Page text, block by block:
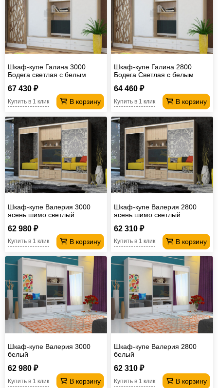
Шкаф-купе Галина 3000
Бодега светлая с белым
67 430 ₽
В корзину
Купить в 1 клик
Шкаф-купе Галина 2800
Бодега Светлая с белым
64 460 ₽
В корзину
Купить в 1 клик
Шкаф-купе Валерия 3000
ясень шимо светлый
62 980 ₽
В корзину
Купить в 1 клик
Шкаф-купе Валерия 2800
ясень шимо светлый
62 310 ₽
В корзину
Купить в 1 клик
Шкаф-купе Валерия 3000
белый
62 980 ₽
В корзину
Купить в 1 клик
Шкаф-купе Валерия 2800
белый
62 310 ₽
В корзину
Купить в 1 клик